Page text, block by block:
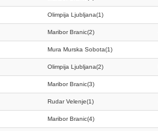
Olimpija Ljubljana(1)
Maribor Branic(2)
Mura Murska Sobota(1)
Olimpija Ljubljana(2)
Maribor Branic(3)
Rudar Velenje(1)
Maribor Branic(4)